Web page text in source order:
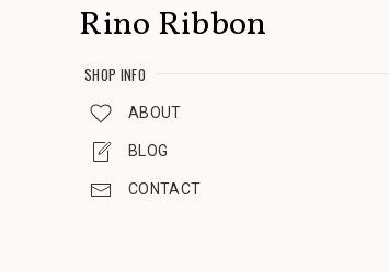
Rino Ribbon
SHOP INFO
ABOUT
BLOG
CONTACT